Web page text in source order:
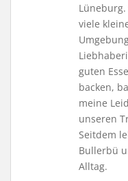
viele
guten
backen,
meine
unseren
Seitdem
Bullerbü
Alltag.